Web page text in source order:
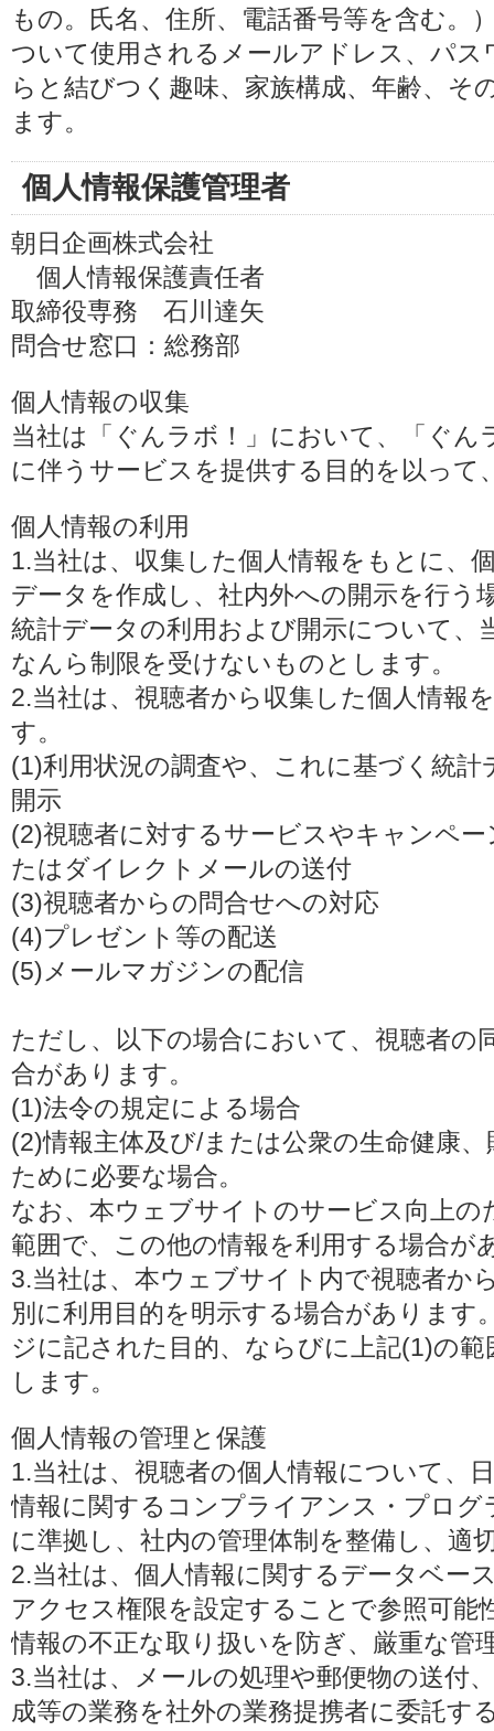
もの。氏名、住所、電話番号等を含む。
ついて使用されるメールアドレス、パ
らと結びつく趣味、家族構成、年齢、そ
ます。
個人情報保護管理者
朝日企画株式会社
個人情報保護責任者
取締役専務 石川達矢
問合せ窓口：総務部
個人情報の収集
当社は「ぐんラボ！」において、「ぐ
に伴うサービスを提供する目的を以って
個人情報の利用
1.当社は、収集した個人情報をもとに、
データを作成し、社内外への開示を行う
統計データの利用および開示について、
なんら制限を受けないものとします。
2.当社は、視聴者から収集した個人情報
す。
(1)利用状況の調査や、これに基づく統
開示
(2)視聴者に対するサービスやキャンペ
たはダイレクトメールの送付
(3)視聴者からの問合せへの対応
(4)プレゼント等の配送
(5)メールマガジンの配信
ただし、以下の場合において、視聴者の
合があります。
(1)法令の規定による場合
(2)情報主体及び/または公衆の生命健康
ために必要な場合。
なお、本ウェブサイトのサービス向上
範囲で、この他の情報を利用する場合が
3.当社は、本ウェブサイト内で視聴者か
別に利用目的を明示する場合があります
ジに記された目的、ならびに上記(1)の
します。
個人情報の管理と保護
1.当社は、視聴者の個人情報について、
情報に関するコンプライアンス・プロ
に準拠し、社内の管理体制を整備し、適
2.当社は、個人情報に関するデータベー
アクセス権限を設定することで参照可能
情報の不正な取り扱いを防ぎ、厳重な管
3.当社は、メールの処理や郵便物の送付
成等の業務を社外の業務提携者に委託す